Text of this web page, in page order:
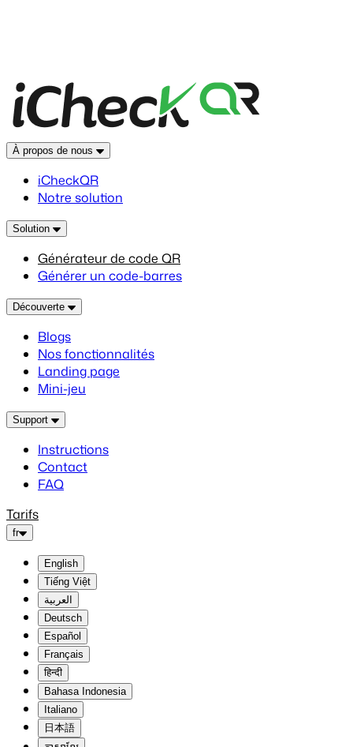
À propos de nous
iCheckQR
Notre solution
Solution
Générateur de code QR
Générer un code-barres
Découverte
Blogs
Nos fonctionnalités
Landing page
Mini-jeu
Support
Instructions
Contact
FAQ
Tarifs
fr
English
Tiếng Việt
العربية
Deutsch
Español
Français
हिन्दी
Bahasa Indonesia
Italiano
日本語